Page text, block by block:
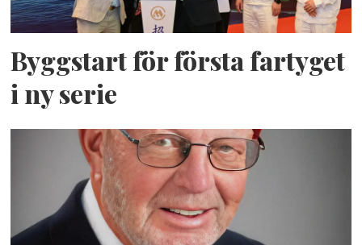
Byggstart för första fartyget
i ny serie